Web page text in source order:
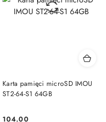
Karta pamięci microSD IMOU
ST2-64-S1 64GB
104.00